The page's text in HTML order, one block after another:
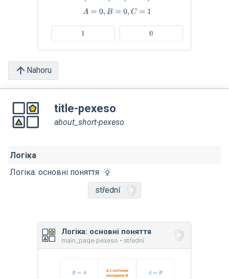
Nahoru
title-pexeso
about_short-pexeso
Логіка
Логіка: основні поняття
střední
Логіка: основні поняття
main_page-pexeso • střední